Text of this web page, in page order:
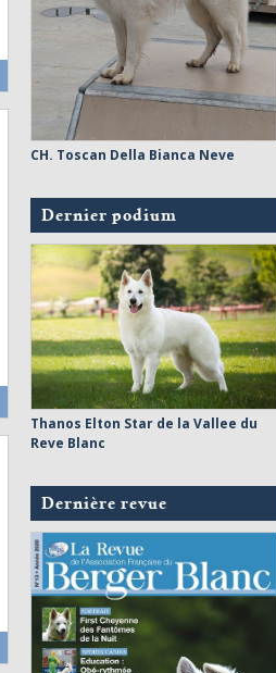
CH. Toscan Della Bianca Neve
Dernier podium
Thanos Elton Star de la Vallee du
Reve Blanc
Dernière revue